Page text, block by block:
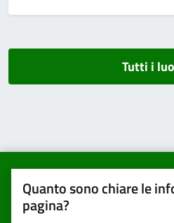
Tutti i
Quanto sono chiare le
pagina?